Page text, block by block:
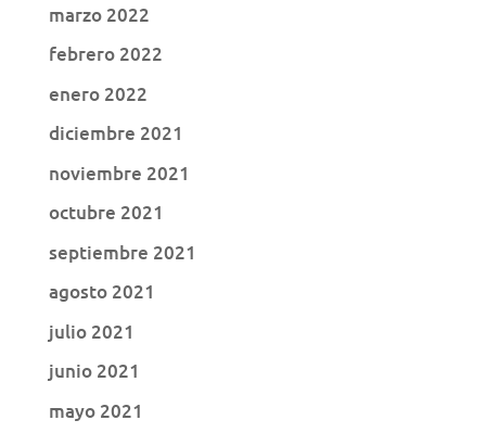
marzo 2022
febrero 2022
enero 2022
diciembre 2021
noviembre 2021
octubre 2021
septiembre 2021
agosto 2021
julio 2021
junio 2021
mayo 2021